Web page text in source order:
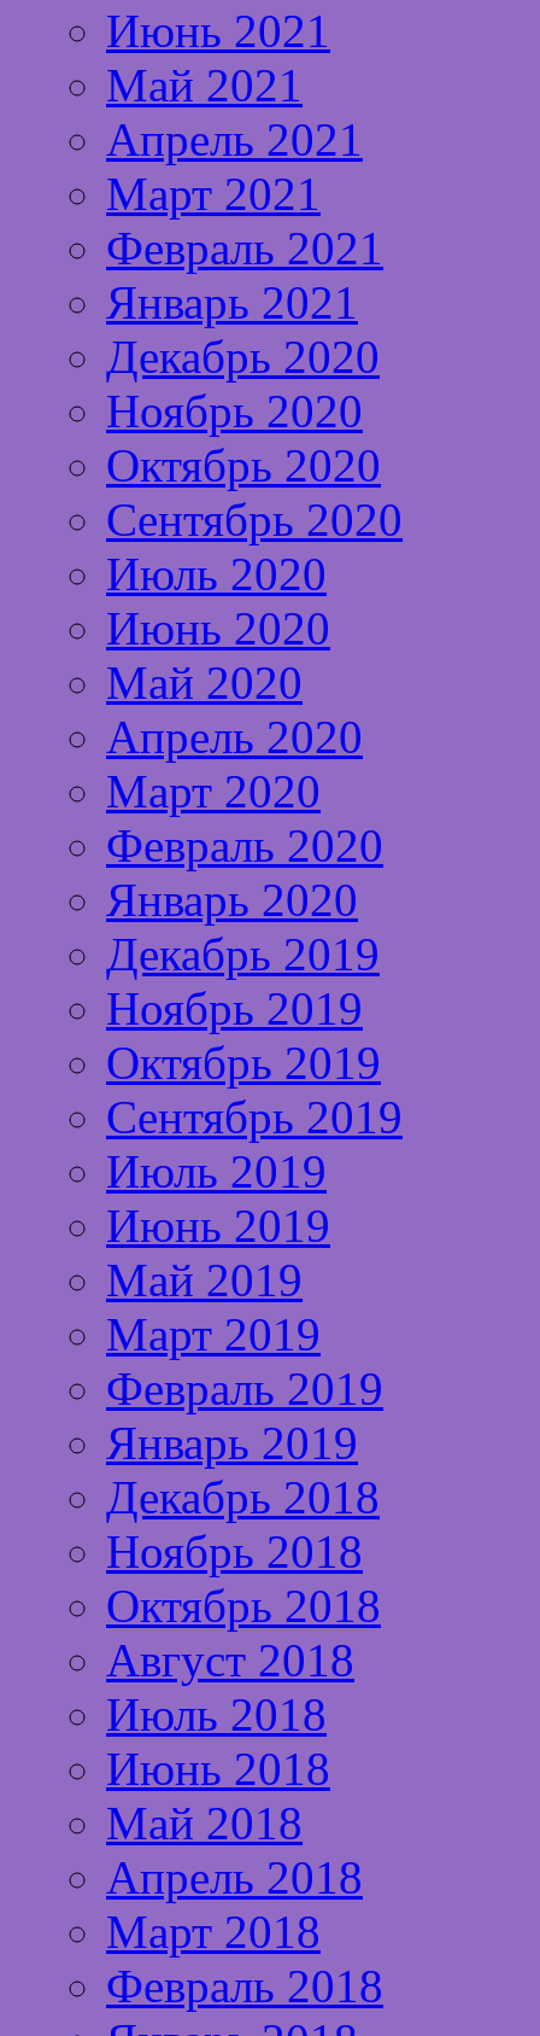
Июнь 2021
Май 2021
Апрель 2021
Март 2021
Февраль 2021
Январь 2021
Декабрь 2020
Ноябрь 2020
Октябрь 2020
Сентябрь 2020
Июль 2020
Июнь 2020
Май 2020
Апрель 2020
Март 2020
Февраль 2020
Январь 2020
Декабрь 2019
Ноябрь 2019
Октябрь 2019
Сентябрь 2019
Июль 2019
Июнь 2019
Май 2019
Март 2019
Февраль 2019
Январь 2019
Декабрь 2018
Ноябрь 2018
Октябрь 2018
Август 2018
Июль 2018
Июнь 2018
Май 2018
Апрель 2018
Март 2018
Февраль 2018